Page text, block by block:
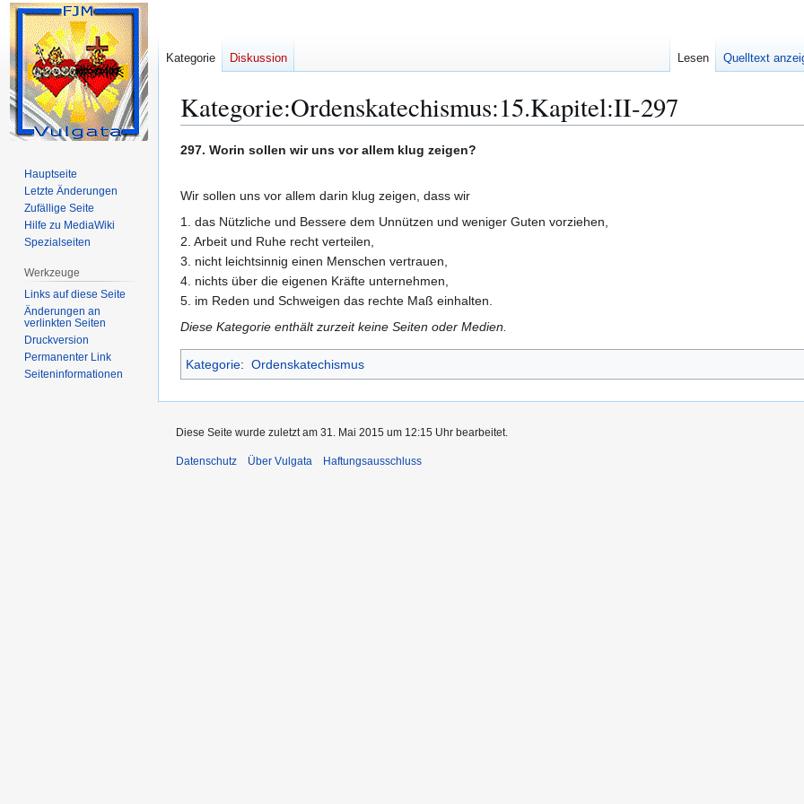
Kategorie:Ordenskatechismus:15.Kapitel:II-297
Zur
springen
Zur
springen
297. Worin sollen wir uns vor allem klug zeigen?
Wir sollen uns vor allem darin klug zeigen, dass wir
1. das Nützliche und Bessere dem Unnützen und weniger Guten vorziehen,
2. Arbeit und Ruhe recht verteilen,
3. nicht leichtsinnig einen Menschen vertrauen,
4. nichts über die eigenen Kräfte unternehmen,
5. im Reden und Schweigen das rechte Maß einhalten.
Diese Kategorie enthält zurzeit keine Seiten oder Medien.
Kategorie: Ordenskatechismus
Kategorie Diskussion Lesen Quelltext
Hauptseite
Letzte Änderungen
Zufällige Seite
Hilfe zu MediaWiki
Spezialseiten
Werkzeuge
Links auf diese Seite
Änderungen an
verlinkten Seiten
Druckversion
Permanenter Link
Seiten­­informationen
Diese Seite wurde zuletzt am 31. Mai 2015 um 12:15 Uhr bearbeitet.
Datenschutz Über Vulgata Haftungsausschluss